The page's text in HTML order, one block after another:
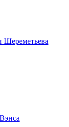
Шереметьева